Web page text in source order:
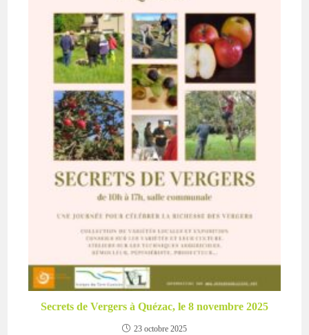
Secrets de Vergers à Quézac, le 8 novembre 2025
23 octobre 2025